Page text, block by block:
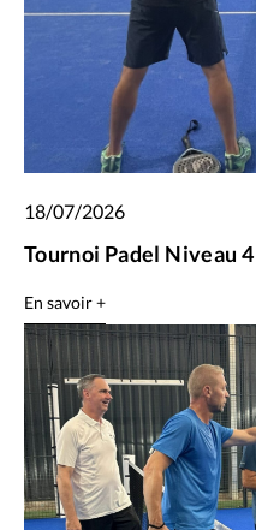
18/07/2026
Tournoi Padel Niveau 4
En savoir +